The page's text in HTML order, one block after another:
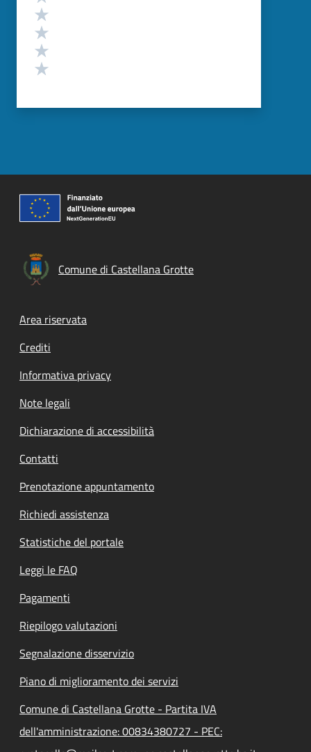
Comune di Castellana Grotte
Footer menu
Area riservata
Crediti
Informativa privacy
Note legali
Dichiarazione di accessibilità
Contatti
Prenotazione appuntamento
Richiedi assistenza
Statistiche del portale
Leggi le FAQ
Pagamenti
Riepilogo valutazioni
Segnalazione disservizio
Piano di miglioramento dei servizi
Comune di Castellana Grotte - Partita IVA
dell'amministrazione: 00834380727 - PEC: